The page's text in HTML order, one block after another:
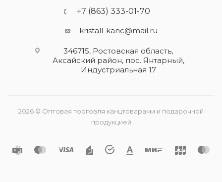
+7 (863) 333-01-70
kristall-kanc@mail.ru
346715, Ростовская область​,
Аксайский район, пос. Янтарный,
Индустриальная 17
2026 © Оптовая торговля канцтоварами и подарочной
продукцией